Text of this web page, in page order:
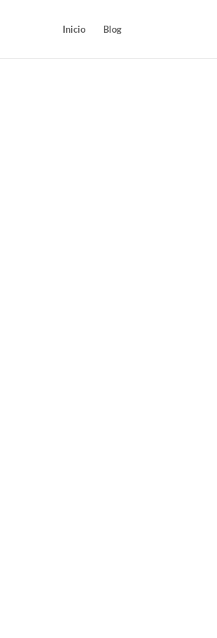
Inicio Blog